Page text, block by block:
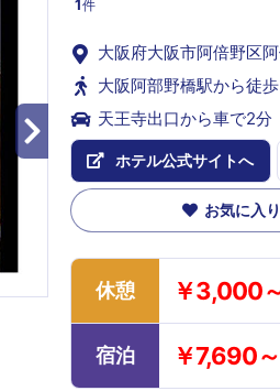
1件
大阪府大阪市阿倍野区
大阪阿部野橋駅から徒
天王寺出口から車で2分
ホテル公式サイトへ
お気に入
休憩 ￥3,000
宿泊 ￥7,690～